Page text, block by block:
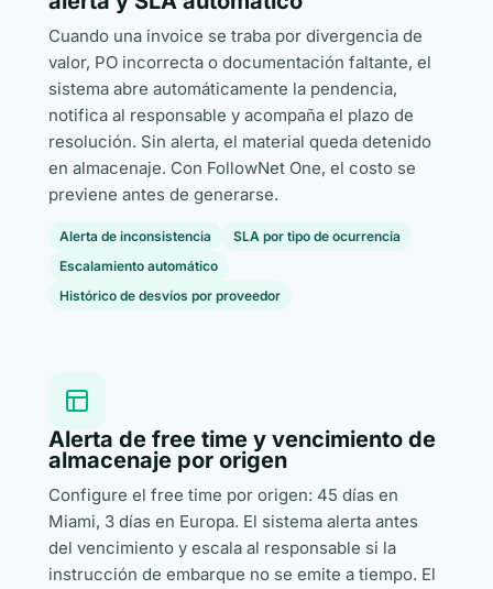
Cuando una invoice se traba por divergencia de
valor, PO incorrecta o documentación faltante, el
sistema abre automáticamente la pendencia,
notifica al responsable y acompaña el plazo de
resolución. Sin alerta, el material queda detenido
en almacenaje. Con FollowNet One, el costo se
previene antes de generarse.
Alerta de inconsistencia
SLA por tipo de ocurrencia
Escalamiento automático
Histórico de desvíos por proveedor
Alerta de free time y vencimiento de
almacenaje por origen
Configure el free time por origen: 45 días en
Miami, 3 días en Europa. El sistema alerta antes
del vencimiento y escala al responsable si la
instrucción de embarque no se emite a tiempo. El